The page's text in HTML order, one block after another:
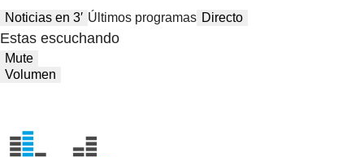
Noticias en 3′ Últimos programas Directo
Estas escuchando
Mute
Volumen